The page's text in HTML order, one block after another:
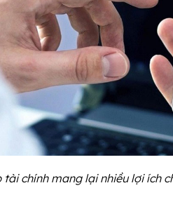
tài chính mang lại nhiều lợi ích